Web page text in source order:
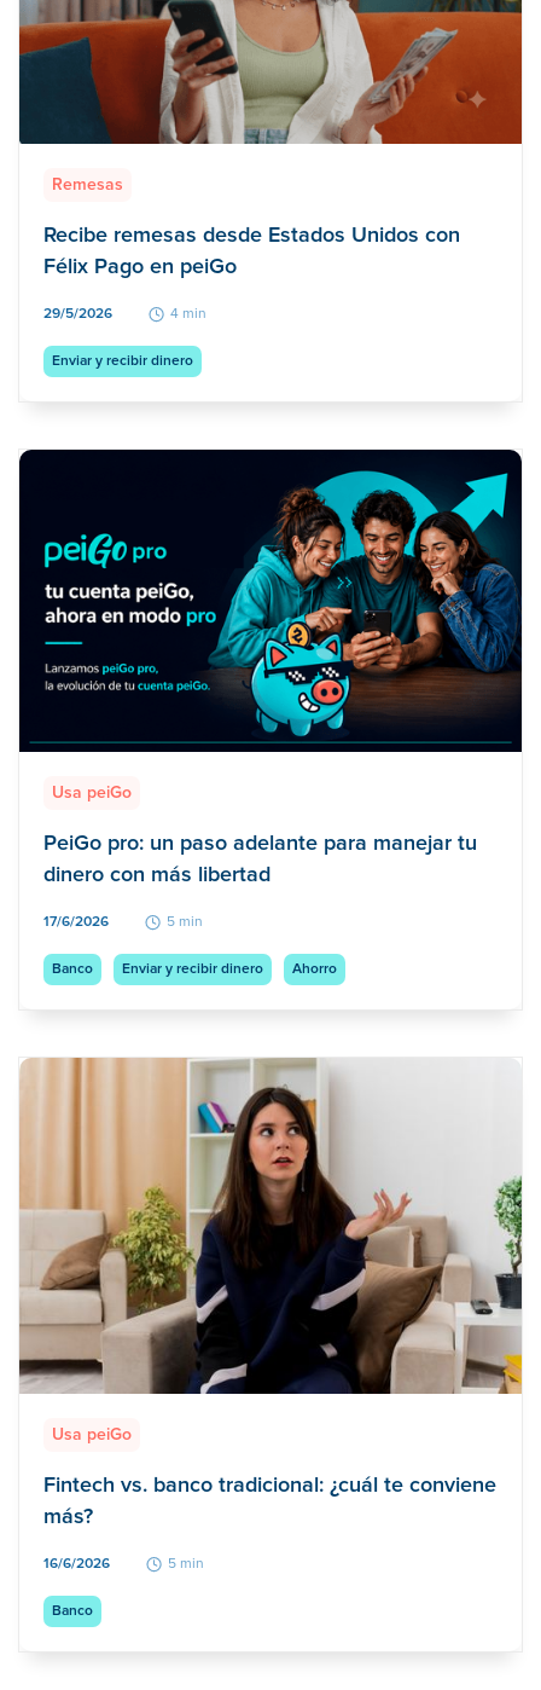
Remesas
Recibe remesas desde Estados Unidos con
Félix Pago en peiGo
29/5/2026 4 min
Enviar y recibir dinero
Usa peiGo
PeiGo pro: un paso adelante para manejar tu
dinero con más libertad
17/6/2026 5 min
Banco Enviar y recibir dinero Ahorro
Usa peiGo
Fintech vs. banco tradicional: ¿cuál te conviene
más?
16/6/2026 5 min
Banco